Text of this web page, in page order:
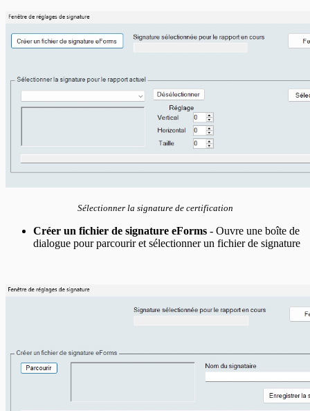
Sélectionner la signature de certification
Créer un fichier de signature eForms - Ouvre une boîte de
dialogue pour parcourir et sélectionner un fichier de signature